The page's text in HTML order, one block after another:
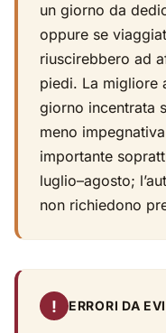
un giorno da
oppure se
riuscirebbero ad
piedi. La migliore
giorno incentrata
meno
importante
luglio–agosto;
non richiedono
! ERRORI DA